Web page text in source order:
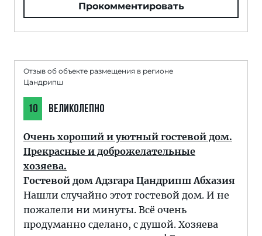
Прокомментировать
Отзыв об объекте размещения в регионе
Цандрипш
10 ВЕЛИКОЛЕПНО
Очень хороший и уютный гостевой дом.
Прекрасные и доброжелательные
хозяева.
Гостевой дом Адзгара Цандрипш Абхазия
Нашли случайно этот гостевой дом. И не
пожалели ни минуты. Всё очень
продуманно сделано, с душой. Хозяева